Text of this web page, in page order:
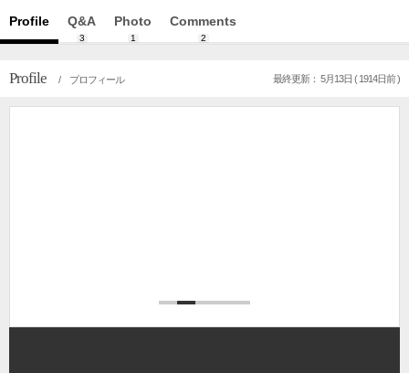
Profile Q&A
3
Photo
1
Comments
2
Profile / プロフィール 最終更新： 5月13日 ( 1914日前 )